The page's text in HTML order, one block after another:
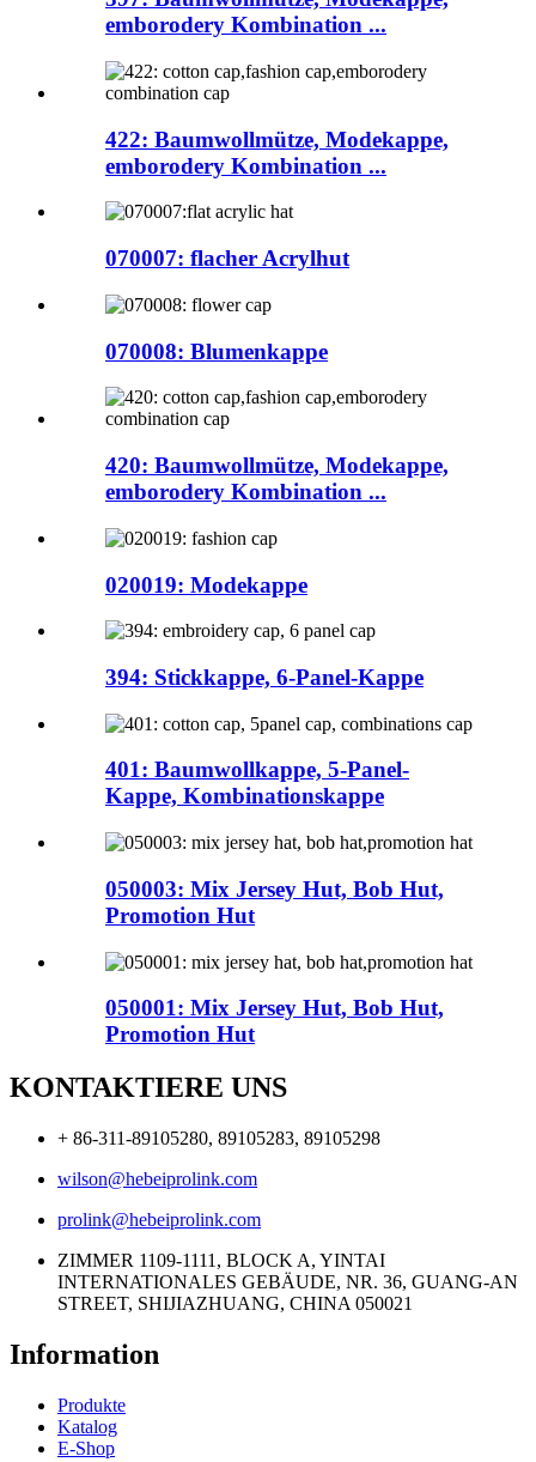
emborodery Kombination ...
422: Baumwollmütze, Modekappe,
emborodery Kombination ...
070007: flacher Acrylhut
070008: Blumenkappe
420: Baumwollmütze, Modekappe,
emborodery Kombination ...
020019: Modekappe
394: Stickkappe, 6-Panel-Kappe
401: Baumwollkappe, 5-Panel-
Kappe, Kombinationskappe
050003: Mix Jersey Hut, Bob Hut,
Promotion Hut
050001: Mix Jersey Hut, Bob Hut,
Promotion Hut
KONTAKTIERE UNS
+ 86-311-89105280, 89105283, 89105298
wilson@hebeiprolink.com
prolink@hebeiprolink.com
ZIMMER 1109-1111, BLOCK A, YINTAI
INTERNATIONALES GEBÄUDE, NR. 36, GUANG-AN
STREET, SHIJIAZHUANG, CHINA 050021
Information
Produkte
Katalog
E-Shop